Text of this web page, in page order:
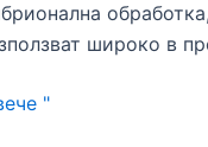
широко в
"